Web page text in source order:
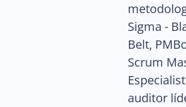
Sigma -
Belt,
Scrum
auditor